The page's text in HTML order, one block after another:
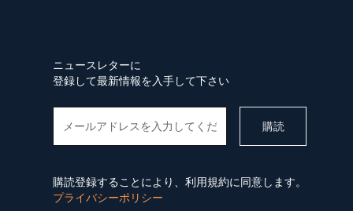
ニュースレターに
登録して最新情報を入手して下さい
購読登録することにより、利用規約に同意します。
プライバシーポリシー